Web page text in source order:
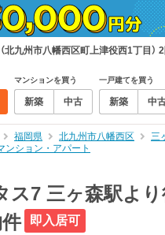
九州市八幡西区町上津役西1丁目）
マンションを買う
新築 中古
一戸建てを買う
新築 中
福岡県 北九州市八幡西区 三
ンション・アパート
7 三ヶ森駅より
即入居可